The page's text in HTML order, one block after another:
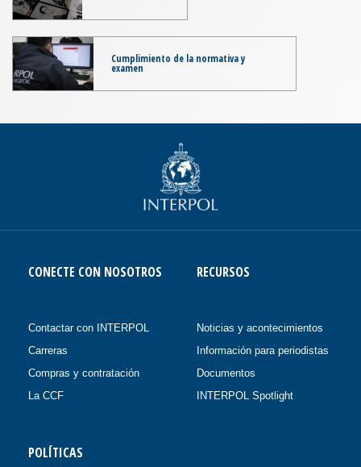
Cumplimiento de la normativa y
examen
CONECTE CON NOSOTROS
Contactar con INTERPOL
Carreras
Compras y contratación
La CCF
RECURSOS
Noticias y acontecimientos
Información para periodistas
Documentos
INTERPOL Spotlight
POLÍTICAS